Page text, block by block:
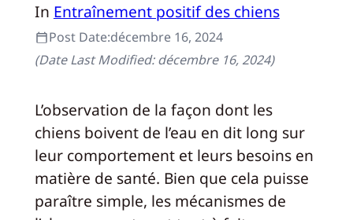
In Entraînement positif des chiens
Post Date:décembre 16, 2024
(Date Last Modified:décembre 16, 2024)
L’observation de la façon dont les
chiens boivent de l’eau en dit long sur
leur comportement et leurs besoins en
matière de santé. Bien que cela puisse
paraître simple, les mécanismes de